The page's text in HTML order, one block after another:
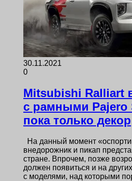
30.11.2021
0
Mitsubishi Ralliart
с рамными Pajero
пока только декор
На данный момент
внедорожник и пикап
стране. Впрочем, позже
должен появиться и на
с моделями, над которыми